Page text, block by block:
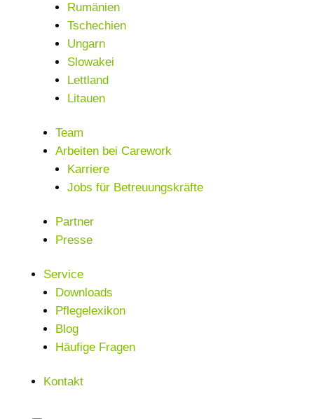
Rumänien
Tschechien
Ungarn
Slowakei
Lettland
Litauen
Team
Arbeiten bei Carework
Karriere
Jobs für Betreuungskräfte
Partner
Presse
Service
Downloads
Pflegelexikon
Blog
Häufige Fragen
Kontakt